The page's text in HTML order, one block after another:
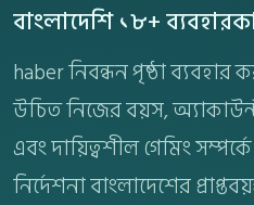
বাংলাদেশি ১৮+
haber নিবন্ধন পৃষ্ঠা
উচিত নিজের বয়স,
এবং দায়িত্বশীল গেমিং
নির্দেশনা বাংলাদেশের